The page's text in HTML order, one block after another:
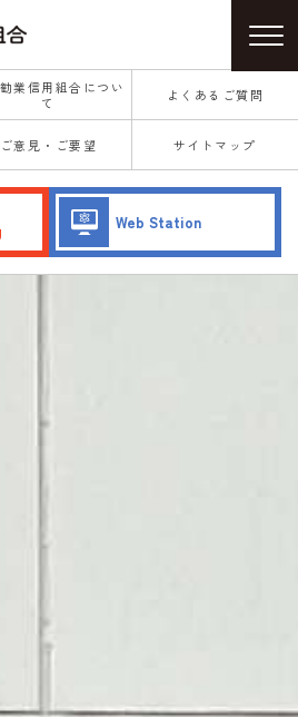
業信用組合につい
て
よくあるご質問
ご意見・ご要望 サイトマップ
Web Station